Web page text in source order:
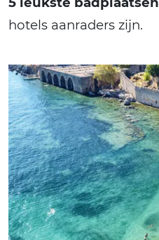
hotels aanraders zijn.